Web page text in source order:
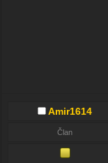
Amir1614
Član